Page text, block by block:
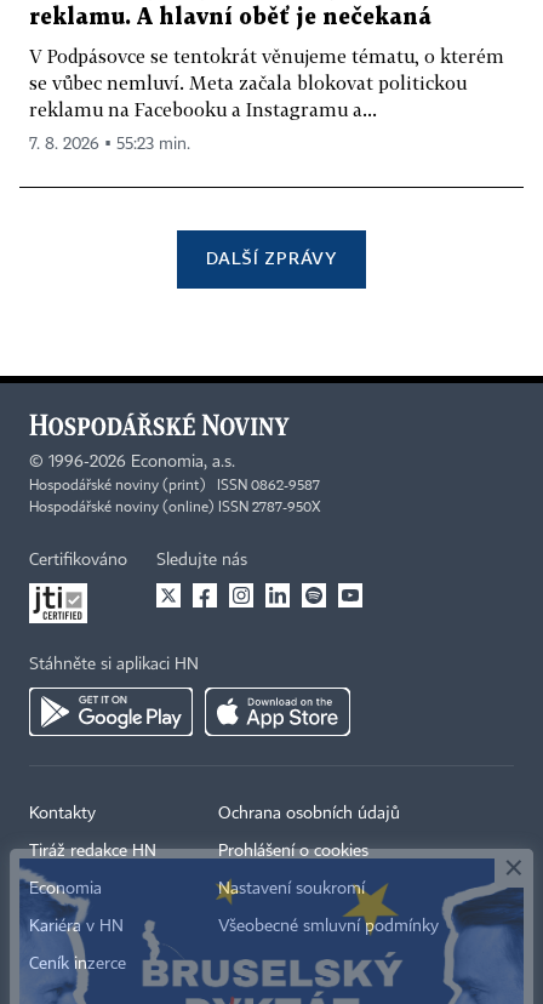
reklamu. A hlavní oběť je nečekaná
V Podpásovce se tentokrát věnujeme tématu, o kterém
se vůbec nemluví. Meta začala blokovat politickou
reklamu na Facebooku a Instagramu a...
7. 8. 2026 ▪ 55:23 min.
DALŠÍ ZPRÁVY
© 1996-2026 Economia, a.s.
Hospodářské noviny (print) ISSN 0862-9587
Hospodářské noviny (online) ISSN 2787-950X
Certifikováno Sledujte nás
Stáhněte si aplikaci HN
Kontakty
Tiráž redakce HN
Economia
Kariéra v HN
Ceník inzerce
Ochrana osobních údajů
Prohlášení o cookies
Nastavení soukromí
Všeobecné smluvní podmínky